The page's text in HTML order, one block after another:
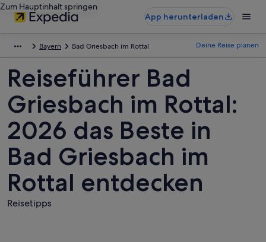
Zum Hauptinhalt springen
App herunterladen
Bayern Bad Griesbach im Rottal Deine Reise planen
Reiseführer Bad
Griesbach im Rottal:
2026 das Beste in
Bad Griesbach im
Rottal entdecken
Reisetipps